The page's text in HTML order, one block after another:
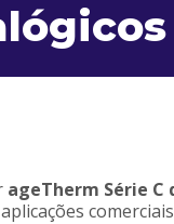
ageTherm Série C